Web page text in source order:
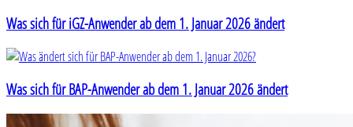
Was sich für iGZ-Anwender ab dem 1. Januar 2026 ändert
Was sich für BAP-Anwender ab dem 1. Januar 2026 ändert